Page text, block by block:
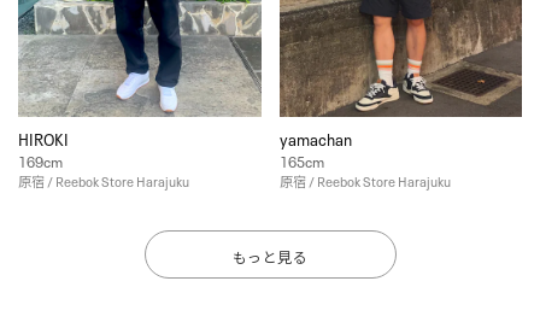
HIROKI
169cm
原宿 / Reebok Store Harajuku
yamachan
165cm
原宿 / Reebok Store Harajuku
もっと見る